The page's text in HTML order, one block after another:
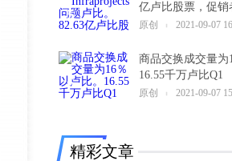
亿卢比股票，促销
原创 2021-09-07
5
商品交换成交量为
16.55千万卢比Q1
原创 2021-09-07
6
精彩文章